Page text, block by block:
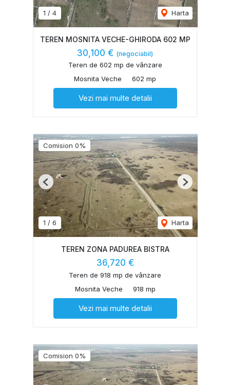
1 / 4 Harta
TEREN MOSNITA VECHE-GHIRODA 602 MP
30,100 € (negociabil)
Teren de 602 mp de vânzare
Mosnita Veche
602 mp
Vezi mai multe detalii
Comision 0%
1 / 6 Harta
Previous Next
TEREN ZONA PADUREA BISTRA
36,720 €
Teren de 918 mp de vânzare
Mosnita Veche
918 mp
Vezi mai multe detalii
Comision 0%